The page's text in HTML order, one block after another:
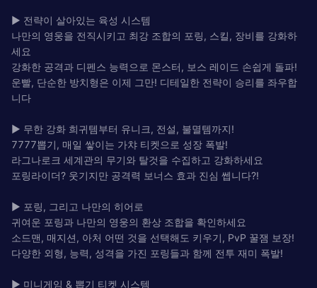
▶ 전략이 살아있는 육성 시스템
나만의 영웅을 전직시키고 최강 조합의 포링, 스킬, 장비를 강화하
세요
강화한 공격과 디펜스 능력으로 몬스터, 보스 레이드 손쉽게 돌파!
운빨, 단순한 방치형은 이제 그만! 디테일한 전략이 승리를 좌우합
니다
▶ 무한 강화 희귀템부터 유니크, 전설, 불멸템까지!
7777뽑기, 매일 쌓이는 가챠 티켓으로 성장 폭발!
라그나로크 세계관의 무기와 탈것을 수집하고 강화하세요
포링라이더? 웃기지만 공격력 보너스 효과 진심 쎕니다?!
▶ 포링, 그리고 나만의 히어로
귀여운 포링과 나만의 영웅의 환상 조합을 확인하세요
소드맨, 매지션, 아처 어떤 것을 선택해도 키우기, PvP 꿀잼 보장!
다양한 외형, 능력, 성격을 가진 포링들과 함께 전투 재미 폭발!
▶ 미니게임 & 뽑기 티켓 시스템